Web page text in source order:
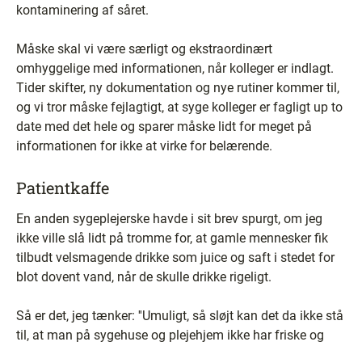
kontaminering af såret.
Måske skal vi være særligt og ekstraordinært
omhyggelige med informationen, når kolleger er indlagt.
Tider skifter, ny dokumentation og nye rutiner kommer til,
og vi tror måske fejlagtigt, at syge kolleger er fagligt up to
date med det hele og sparer måske lidt for meget på
informationen for ikke at virke for belærende.
Patientkaffe
En anden sygeplejerske havde i sit brev spurgt, om jeg
ikke ville slå lidt på tromme for, at gamle mennesker fik
tilbudt velsmagende drikke som juice og saft i stedet for
blot dovent vand, når de skulle drikke rigeligt.
Så er det, jeg tænker: ''Umuligt, så sløjt kan det da ikke stå
til, at man på sygehuse og plejehjem ikke har friske og